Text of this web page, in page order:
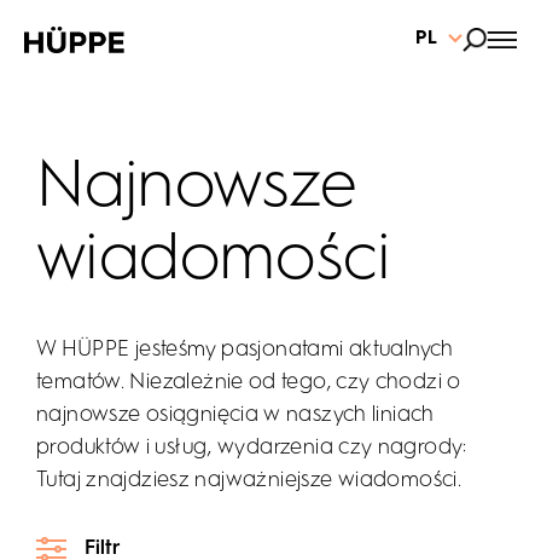
PL
Najnowsze
wiadomości
W HÜPPE jesteśmy pasjonatami aktualnych
tematów. Niezależnie od tego, czy chodzi o
najnowsze osiągnięcia w naszych liniach
produktów i usług, wydarzenia czy nagrody:
Tutaj znajdziesz najważniejsze wiadomości.
Filtr